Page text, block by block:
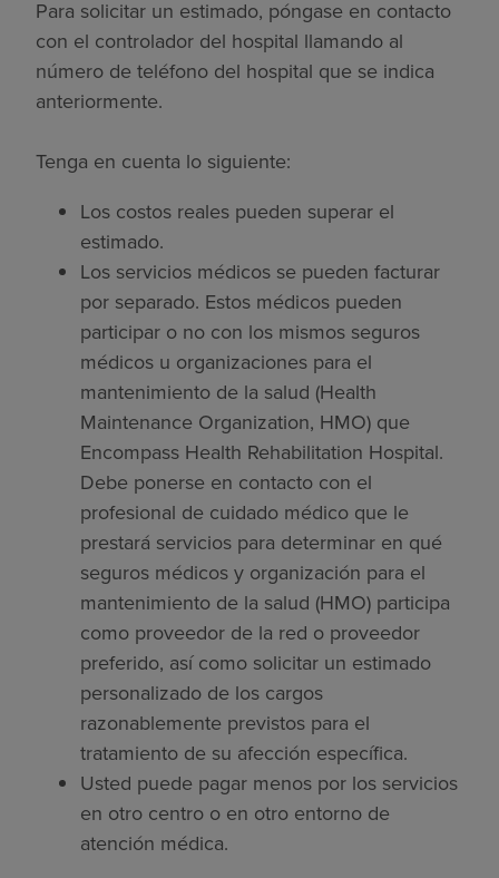
Para solicitar un estimado, póngase en contacto
con el controlador del hospital llamando al
número de teléfono del hospital que se indica
anteriormente.
Tenga en cuenta lo siguiente:
Los costos reales pueden superar el
estimado.
Los servicios médicos se pueden facturar
por separado. Estos médicos pueden
participar o no con los mismos seguros
médicos u organizaciones para el
mantenimiento de la salud (Health
Maintenance Organization, HMO) que
Encompass Health Rehabilitation Hospital.
Debe ponerse en contacto con el
profesional de cuidado médico que le
prestará servicios para determinar en qué
seguros médicos y organización para el
mantenimiento de la salud (HMO) participa
como proveedor de la red o proveedor
preferido, así como solicitar un estimado
personalizado de los cargos
razonablemente previstos para el
tratamiento de su afección específica.
Usted puede pagar menos por los servicios
en otro centro o en otro entorno de
atención médica.